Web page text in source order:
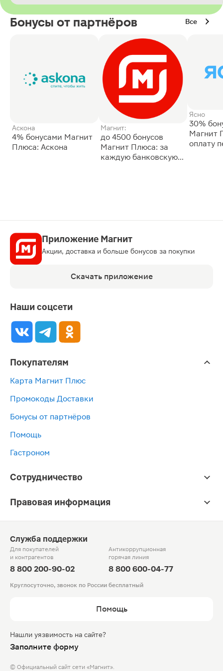
Бонусы от партнёров Все
Аскона
4% бонусами Магнит
Плюса: Аскона
Магнит:
до 4500 бонусов
Магнит Плюса: за
каждую банковскую
Ясно
30%
Магнит
оплату
Приложение Магнит
Акции, доставка и больше бонусов за покупки
Скачать приложение
Наши соцсети
Покупателям
Карта Магнит Плюс
Промокоды Доставки
Бонусы от партнёров
Помощь
Гастроном
Сотрудничество
Правовая информация
Служба поддержки
Для покупателей
и контрагентов
8 800 200-90-02
Антикоррупционная
горячая линия
8 800 600-04-77
Круглосуточно, звонок по России бесплатный
Помощь
Нашли уязвимость на сайте?
Заполните форму
© Официальный сайт сети «Магнит».